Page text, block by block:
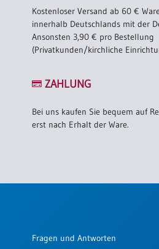
Kostenloser Versand ab 60 €
innerhalb Deutschlands mit der
Ansonsten 3,90 € pro Bestellung
(Privatkunden/kirchliche
ZAHLUNG
Bei uns kaufen Sie bequem auf
erst nach Erhalt der Ware.
Fragen und Antworten